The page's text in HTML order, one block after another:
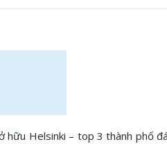
Helsinki – top 3 thành phố